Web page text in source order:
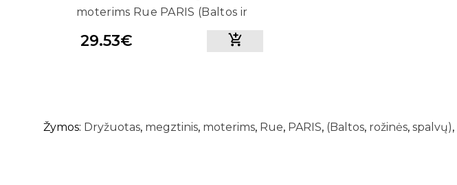
moterims Rue PARIS (Baltos ir
29.53€
Žymos: Dryžuotas, megztinis, moterims, Rue, PARIS, (Baltos, rožinės, spalvų),